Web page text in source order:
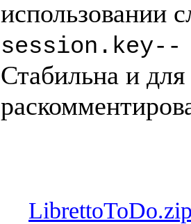
session.key--
Стабильна и